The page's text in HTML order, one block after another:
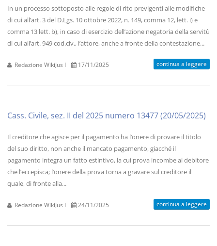
In un processo sottoposto alle regole di rito previgenti alle modifiche
di cui all’art. 3 del D.Lgs. 10 ottobre 2022, n. 149, comma 12, lett. i) e
comma 13 lett. b), in caso di esercizio dell’azione negatoria della servitù
di cui all’art. 949 cod.civ., l’attore, anche a fronte della contestazione...
Redazione WikiJus I 17/11/2025 continua a leggere
Cass. Civile, sez. II del 2025 numero 13477 (20/05/2025)
Il creditore che agisce per il pagamento ha l’onere di provare il titolo
del suo diritto, non anche il mancato pagamento, giacché il
pagamento integra un fatto estintivo, la cui prova incombe al debitore
che l’eccepisca; l’onere della prova torna a gravare sul creditore il
quale, di fronte alla...
Redazione WikiJus I 24/11/2025 continua a leggere